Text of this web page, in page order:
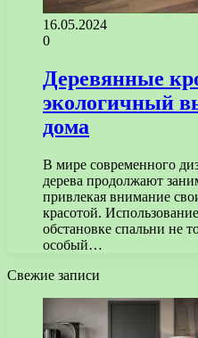
16.05.2024
0
Деревянные
экологичный
дома
В мире современного
дерева продолжают
привлекая внимание
красотой.
обстановке спальни не
особый…
Свежие записи